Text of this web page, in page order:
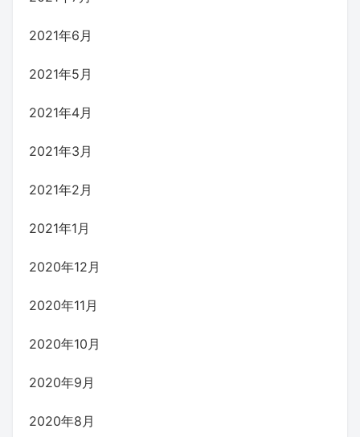
2021年6月
2021年5月
2021年4月
2021年3月
2021年2月
2021年1月
2020年12月
2020年11月
2020年10月
2020年9月
2020年8月